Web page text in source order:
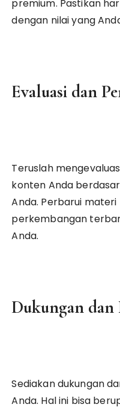
premium. Pastikan
dengan nilai yang
Evaluasi dan
Teruslah
konten Anda
Anda. Perbarui
perkembangan
Anda.
Dukungan
Sediakan dukungan
Anda. Hal ini bisa